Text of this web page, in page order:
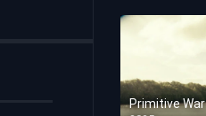
Primitive War